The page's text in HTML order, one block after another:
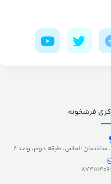
فرشخونه
ساختمان الماس، طبقه دوم، واحد 2